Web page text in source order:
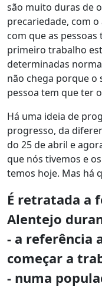
são muito duras de
precariedade, com
com que as
primeiro trabalho
determinadas
não chega porque o
pessoa tem que ter
Há uma ideia de
progresso, da
do 25 de abril e
que nós tivemos e
temos hoje. Mas há
É retratada a
Alentejo
- a referência
começar a
- numa